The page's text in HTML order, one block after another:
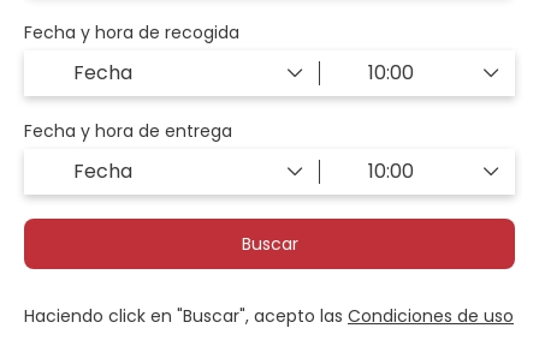
Fecha y hora de recogida
Fecha y hora de entrega
Buscar
Haciendo click en "Buscar", acepto las Condiciones de uso